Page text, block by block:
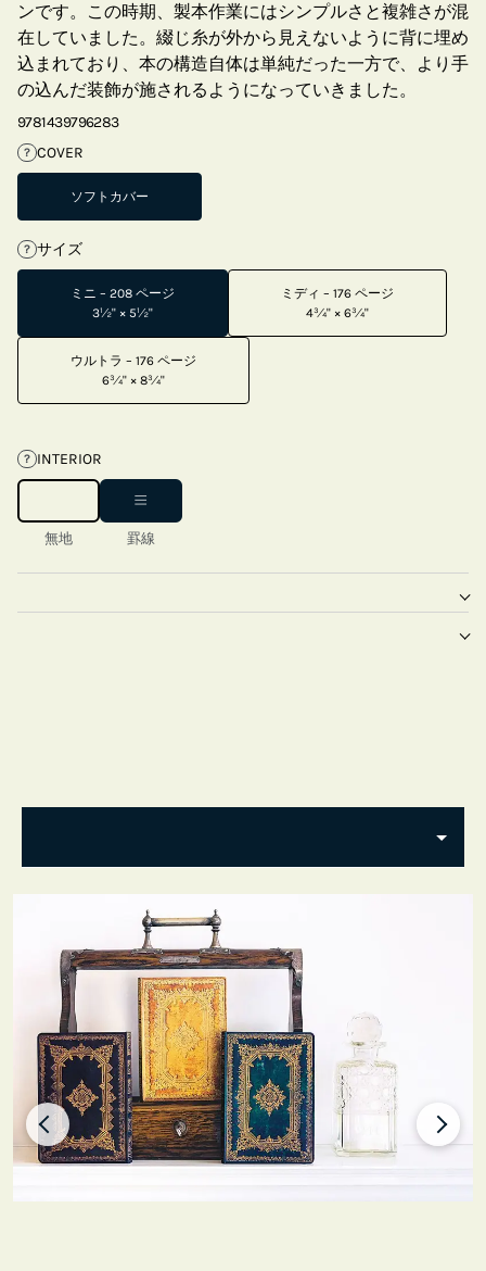
ンです。この時期、製本作業にはシンプルさと複雑さが混
在していました。綴じ糸が外から見えないように背に埋め
込まれており、本の構造自体は単純だった一方で、より手
の込んだ装飾が施されるようになっていきました。
9781439796283
? COVER
ソフトカバー
? サイズ
ミニ – 208 ページ
3½" × 5½"
ミディ – 176 ページ
4¾" × 6¾"
ウルトラ – 176 ページ
6¾" × 8¾"
? INTERIOR
無地 罫線